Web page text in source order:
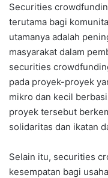
Securities
terutama bagi
utamanya adalah
masyarakat dalam
securities
pada proyek-proyek
mikro dan kecil
proyek tersebut
solidaritas dan ikatan
Selain itu, securities
kesempatan bagi